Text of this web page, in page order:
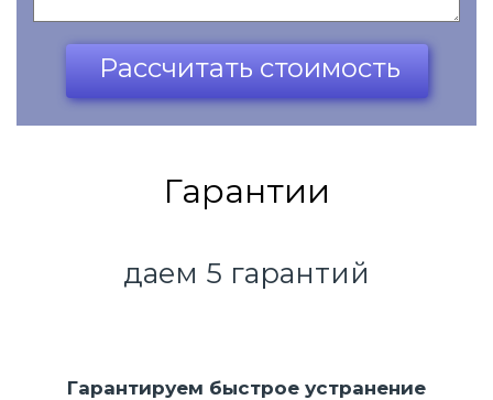
Рассчитать стоимость
Ваш телефон*
Гарантии
даем 5 гарантий
Гарантируем быстрое устранение